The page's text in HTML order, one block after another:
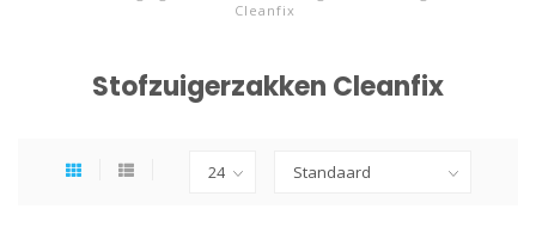
Cleanfix
Stofzuigerzakken Cleanfix